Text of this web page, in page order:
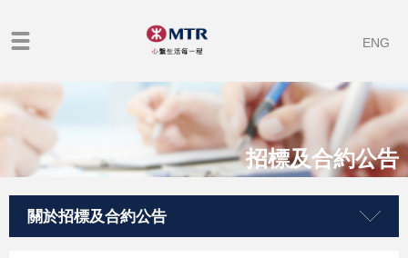
ENG
招標及合約公告
關於招標及合約公告